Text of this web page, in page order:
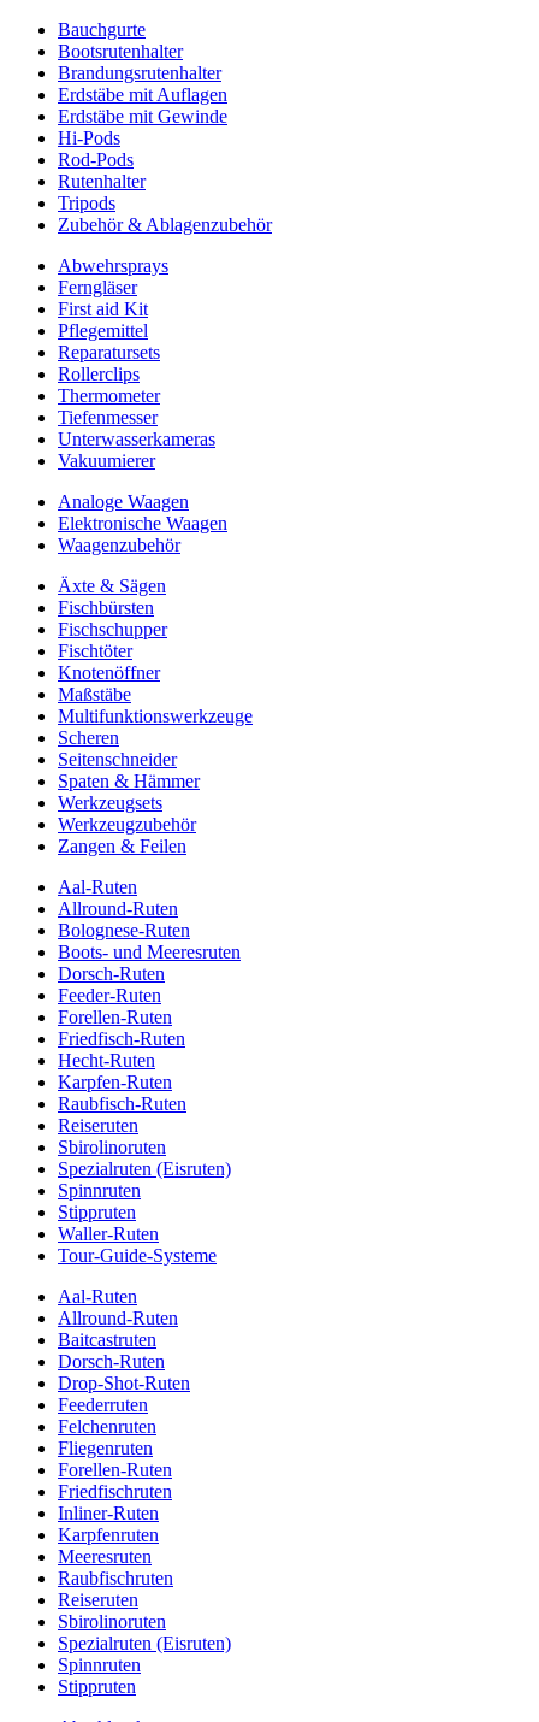
Bauchgurte
Bootsrutenhalter
Brandungsrutenhalter
Erdstäbe mit Auflagen
Erdstäbe mit Gewinde
Hi-Pods
Rod-Pods
Rutenhalter
Tripods
Zubehör & Ablagenzubehör
Abwehrsprays
Ferngläser
First aid Kit
Pflegemittel
Reparatursets
Rollerclips
Thermometer
Tiefenmesser
Unterwasserkameras
Vakuumierer
Analoge Waagen
Elektronische Waagen
Waagenzubehör
Äxte & Sägen
Fischbürsten
Fischschupper
Fischtöter
Knotenöffner
Maßstäbe
Multifunktionswerkzeuge
Scheren
Seitenschneider
Spaten & Hämmer
Werkzeugsets
Werkzeugzubehör
Zangen & Feilen
Aal-Ruten
Allround-Ruten
Bolognese-Ruten
Boots- und Meeresruten
Dorsch-Ruten
Feeder-Ruten
Forellen-Ruten
Friedfisch-Ruten
Hecht-Ruten
Karpfen-Ruten
Raubfisch-Ruten
Reiseruten
Sbirolinoruten
Spezialruten (Eisruten)
Spinnruten
Stippruten
Waller-Ruten
Tour-Guide-Systeme
Aal-Ruten
Allround-Ruten
Baitcastruten
Dorsch-Ruten
Drop-Shot-Ruten
Feederruten
Felchenruten
Fliegenruten
Forellen-Ruten
Friedfischruten
Inliner-Ruten
Karpfenruten
Meeresruten
Raubfischruten
Reiseruten
Sbirolinoruten
Spezialruten (Eisruten)
Spinnruten
Stippruten